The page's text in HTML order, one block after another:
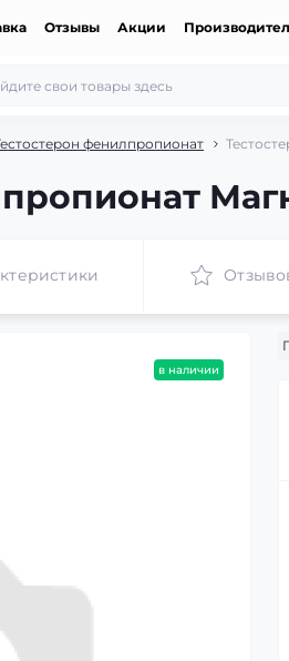
Отзывы Акции
фенилпропионат
в наличии